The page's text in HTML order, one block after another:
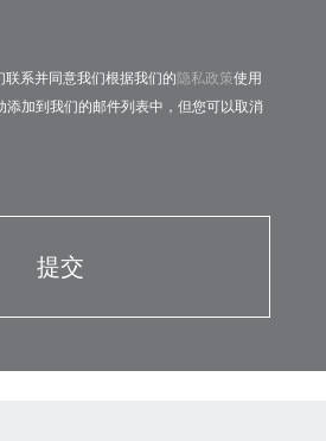
联系并同意我们根据我们的 隐私政策使用
添加到我们的邮件列表中，但您可以取消